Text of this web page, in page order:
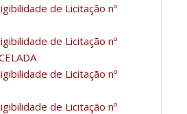
de Licitação nº
de Licitação nº
de Licitação nº
de Licitação nº